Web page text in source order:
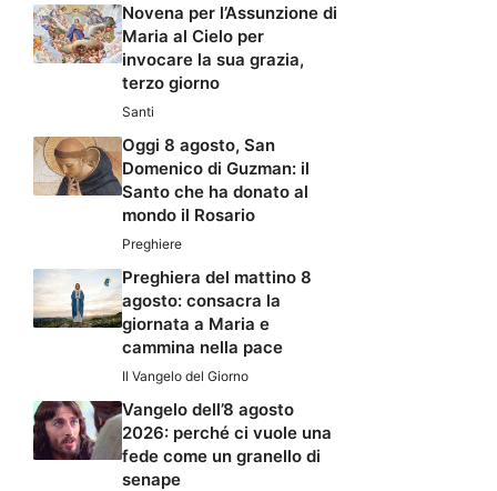
Novena per l’Assunzione di
Maria al Cielo per
invocare la sua grazia,
terzo giorno
Santi
Oggi 8 agosto, San
Domenico di Guzman: il
Santo che ha donato al
mondo il Rosario
Preghiere
Preghiera del mattino 8
agosto: consacra la
giornata a Maria e
cammina nella pace
Il Vangelo del Giorno
Vangelo dell’8 agosto
2026: perché ci vuole una
fede come un granello di
senape